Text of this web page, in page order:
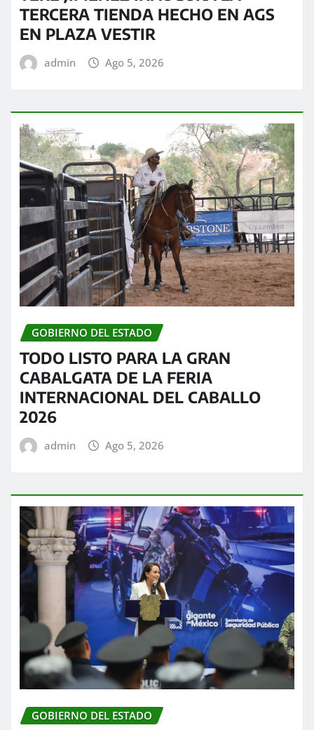
TERCERA TIENDA HECHO EN AGS
EN PLAZA VESTIR
admin Ago 5, 2026
GOBIERNO DEL ESTADO
TODO LISTO PARA LA GRAN
CABALGATA DE LA FERIA
INTERNACIONAL DEL CABALLO
2026
admin Ago 5, 2026
GOBIERNO DEL ESTADO